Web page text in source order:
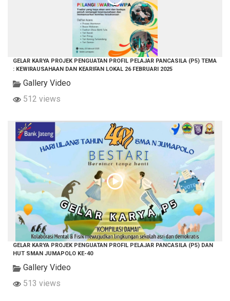
GELAR KARYA PROJEK PENGUATAN PROFIL PELAJAR PANCASILA (P5) TEMA
: KEWIRAUSAHAAN DAN KEARIFAN LOKAL 26 FEBRUARI 2025
Gallery Video
512 views
GELAR KARYA PROJEK PENGUATAN PROFIL PELAJAR PANCASILA (P5) DAN
HUT SMAN JUMAPOLO KE-40
Gallery Video
513 views